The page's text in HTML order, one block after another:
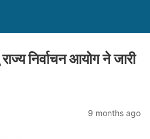
निर्वाचन आयोग ने जारी
9 months ago